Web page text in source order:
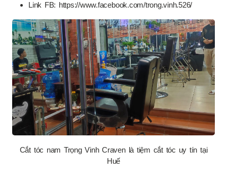
Link FB: https://www.facebook.com/trong.vinh.526/
Cắt tóc nam Trọng Vinh Craven là tiệm cắt tóc uy tín tại
Huế